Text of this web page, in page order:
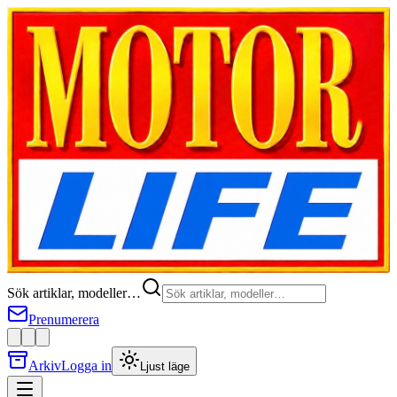
Sök artiklar, modeller…
Prenumerera
ArkivLogga in Ljust läge